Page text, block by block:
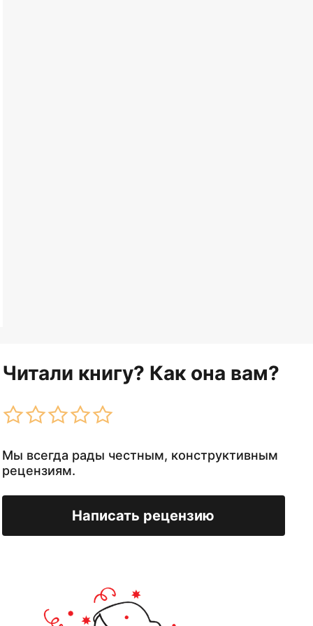
Читали книгу? Как она вам?
Мы всегда рады честным, конструктивным
рецензиям.
Написать рецензию